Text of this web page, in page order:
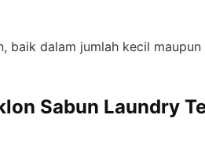
baik dalam jumlah kecil
Sabun Laundry